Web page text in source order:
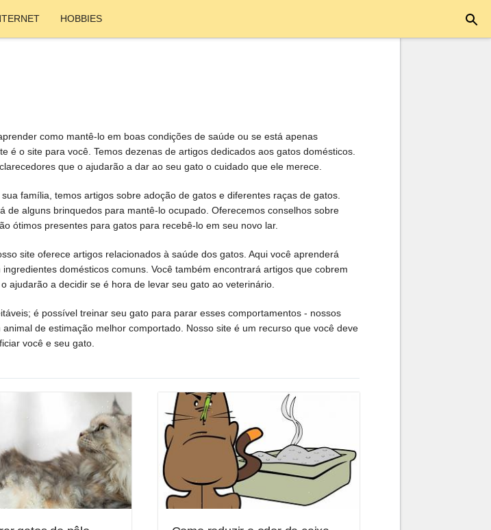
HOBBIES
como mantê-lo em boas condições de saúde ou se está apenas
é o site para você. Temos dezenas de artigos dedicados aos gatos domésticos.
que o ajudarão a dar ao seu gato o cuidado que ele merece.
família, temos artigos sobre adoção de gatos e diferentes raças de gatos.
alguns brinquedos para mantê-lo ocupado. Oferecemos conselhos sobre
ótimos presentes para gatos para recebê-lo em seu novo lar.
site oferece artigos relacionados à saúde dos gatos. Aqui você aprenderá
domésticos comuns. Você também encontrará artigos que cobrem
ajudarão a decidir se é hora de levar seu gato ao veterinário.
é possível treinar seu gato para parar esses comportamentos - nossos
de estimação melhor comportado. Nosso site é um recurso que você deve
você e seu gato.